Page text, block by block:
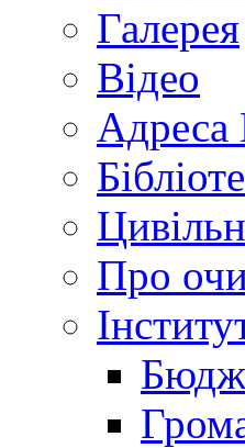
Галерея
Відео
Адреса
Про